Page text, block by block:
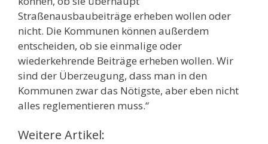
Straßenausbaubeiträge erheben wollen oder
nicht. Die Kommunen können außerdem
entscheiden, ob sie einmalige oder
wiederkehrende Beiträge erheben wollen. Wir
sind der Überzeugung, dass man in den
Kommunen zwar das Nötigste, aber eben nicht
alles reglementieren muss.“
Weitere Artikel: